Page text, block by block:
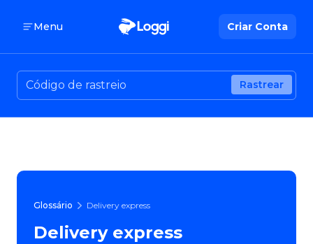
Menu Criar Conta
Rastrear
Glossário Delivery express
Delivery express